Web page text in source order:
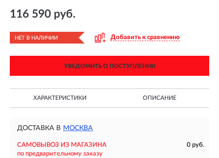
116 590 руб.
НЕТ В НАЛИЧИИ Добавить к сравнению
УВЕДОМИТЬ О ПОСТУПЛЕНИИ
ХАРАКТЕРИСТИКИ ОПИСАНИЕ
ДОСТАВКА В МОСКВА
САМОВЫВОЗ ИЗ МАГАЗИНА
0 руб.
по предварительному заказу